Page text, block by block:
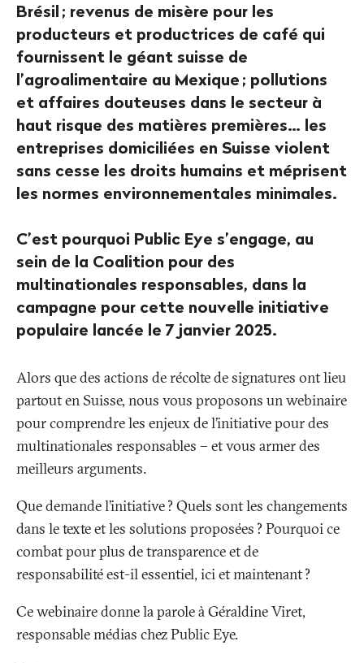
Brésil ; revenus de misère pour les
producteurs et productrices de café qui
fournissent le géant suisse de
l’agroalimentaire au Mexique ; pollutions
et affaires douteuses dans le secteur à
haut risque des matières premières… les
entreprises domiciliées en Suisse violent
sans cesse les droits humains et méprisent
les normes environnementales minimales.
C’est pourquoi Public Eye s’engage, au
sein de la Coalition pour des
multinationales responsables, dans la
campagne pour cette nouvelle initiative
populaire lancée le 7 janvier 2025.
Alors que des actions de récolte de signatures ont lieu
partout en Suisse, nous vous proposons un webinaire
pour comprendre les enjeux de l’initiative pour des
multinationales responsables – et vous armer des
meilleurs arguments.
Que demande l’initiative? Quels sont les changements
dans le texte et les solutions proposées ? Pourquoi ce
combat pour plus de transparence et de
responsabilité est-il essentiel, ici et maintenant?
Ce webinaire donne la parole à Géraldine Viret,
responsable médias chez Public Eye.